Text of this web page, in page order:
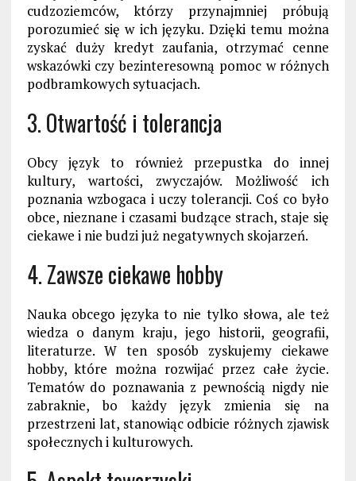
cudzoziemców, którzy przynajmniej próbują
porozumieć się w ich języku. Dzięki temu można
zyskać duży kredyt zaufania, otrzymać cenne
wskazówki czy bezinteresowną pomoc w różnych
podbramkowych sytuacjach.
3. Otwartość i tolerancja
Obcy język to również przepustka do innej
kultury, wartości, zwyczajów. Możliwość ich
poznania wzbogaca i uczy tolerancji. Coś co było
obce, nieznane i czasami budzące strach, staje się
ciekawe i nie budzi już negatywnych skojarzeń.
4. Zawsze ciekawe hobby
Nauka obcego języka to nie tylko słowa, ale też
wiedza o danym kraju, jego historii, geografii,
literaturze. W ten sposób zyskujemy ciekawe
hobby, które można rozwijać przez całe życie.
Tematów do poznawania z pewnością nigdy nie
zabraknie, bo każdy język zmienia się na
przestrzeni lat, stanowiąc odbicie różnych zjawisk
społecznych i kulturowych.